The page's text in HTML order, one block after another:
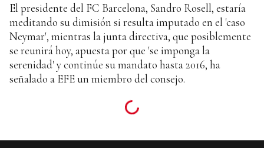
El presidente del FC Barcelona, Sandro Rosell, estaría
meditando su dimisión si resulta imputado en el 'caso
Neymar', mientras la junta directiva, que posiblemente
se reunirá hoy, apuesta por que 'se imponga la
serenidad' y continúe su mandato hasta 2016, ha
señalado a EFE un miembro del consejo.